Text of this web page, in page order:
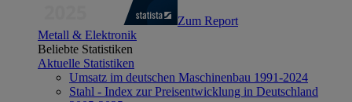
Zum Report
Metall & Elektronik
Beliebte Statistiken
Aktuelle Statistiken
Umsatz im deutschen Maschinenbau 1991-2024
Stahl - Index zur Preisentwicklung in Deutschland